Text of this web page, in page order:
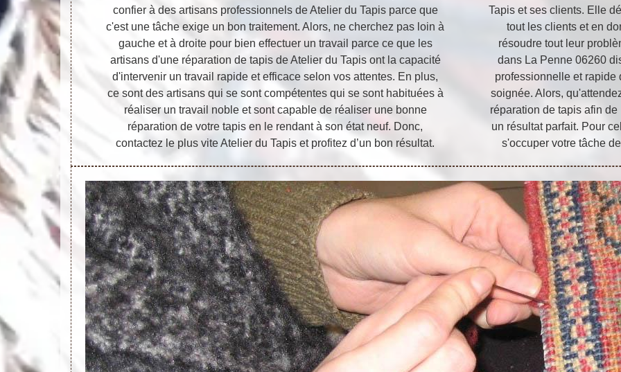
confier à des artisans professionnels de Atelier du Tapis parce que
c'est une tâche exige un bon traitement. Alors, ne cherchez pas loin à
gauche et à droite pour bien effectuer un travail parce ce que les
artisans d'une réparation de tapis de Atelier du Tapis ont la capacité
d'intervenir un travail rapide et efficace selon vos attentes. En plus,
ce sont des artisans qui se sont compétentes qui se sont habituées à
réaliser un travail noble et sont capable de réaliser une bonne
réparation de votre tapis en le rendant à son état neuf. Donc,
contactez le plus vite Atelier du Tapis et profitez d’un bon résultat.
Tapis et ses clients. Elle
tout les clients et en
résoudre tout leur
dans La Penne 06260
professionnelle et rapide
soignée. Alors,
réparation de tapis afin
un résultat parfait. Pour
s'occuper votre tâche